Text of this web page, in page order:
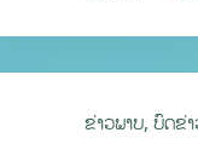
ຂ່າວພາບ, ບົດຂ່